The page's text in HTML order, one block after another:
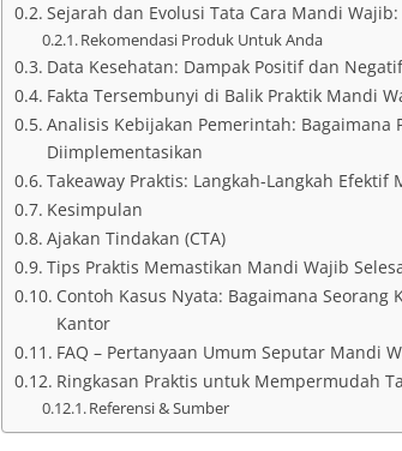
Sejarah dan Evolusi Tata Cara Mandi
Rekomendasi Produk Untuk Anda
Data Kesehatan: Dampak Positif dan
Fakta Tersembunyi di Balik Praktik Mandi
Analisis Kebijakan Pemerintah:
Diimplementasikan
Takeaway Praktis: Langkah-Langkah
Kesimpulan
Ajakan Tindakan (CTA)
Tips Praktis Memastikan Mandi Wajib
Contoh Kasus Nyata: Bagaimana
Kantor
FAQ – Pertanyaan Umum Seputar Mandi
Ringkasan Praktis untuk Mempermudah
Referensi & Sumber